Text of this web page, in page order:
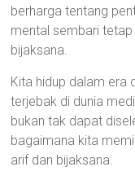
berharga tentang
mental sembari
bijaksana.
Kita hidup dalam era
terjebak di dunia
bukan tak dapat
bagaimana kita
arif dan bijaksana.